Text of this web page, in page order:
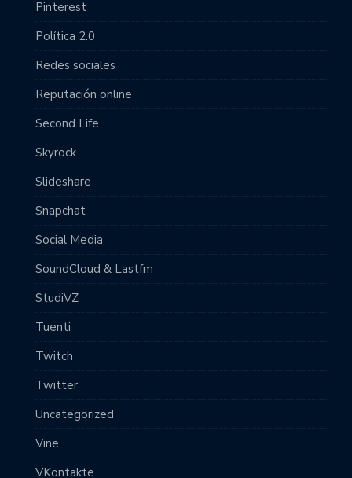
Pinterest
Política 2.0
Redes sociales
Reputación online
Second Life
Skyrock
Slideshare
Snapchat
Social Media
SoundCloud & Lastfm
StudiVZ
Tuenti
Twitch
Twitter
Uncategorized
Vine
VKontakte